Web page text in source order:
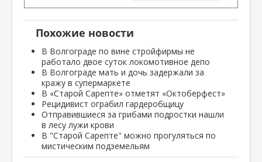
Похожие новости
В Волгограде по вине стройфирмы не
работало двое суток локомотивное депо
В Волгограде мать и дочь задержали за
кражу в супермаркете
В «Старой Сарепте» отметят «Октоберфест»
Рецидивист ограбил гардеробщицу
Отправившиеся за грибами подростки нашли
в лесу лужи крови
В "Старой Сарепте" можно прогуляться по
мистическим подземельям